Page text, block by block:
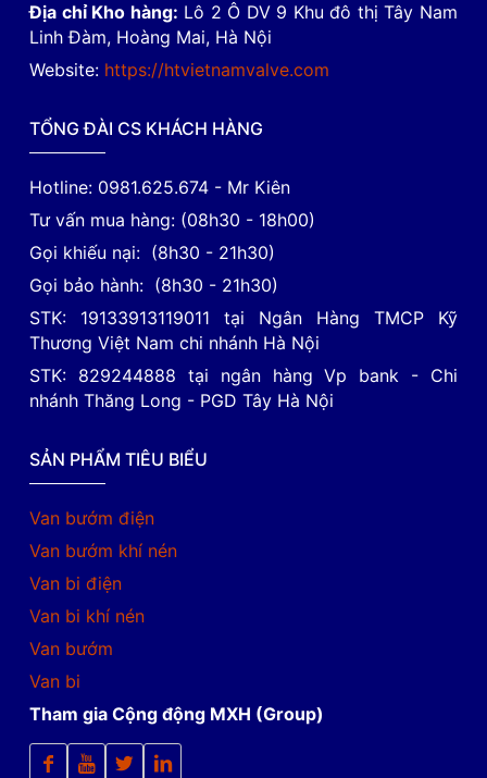
Địa chỉ Kho hàng: Lô 2 Ô DV 9 Khu đô thị Tây Nam
Linh Đàm, Hoàng Mai, Hà Nội
Website: https://htvietnamvalve.com
TỔNG ĐÀI CS KHÁCH HÀNG
Hotline: 0981.625.674 - Mr Kiên
Tư vấn mua hàng: (08h30 - 18h00)
Gọi khiếu nại: (8h30 - 21h30)
Gọi bảo hành: (8h30 - 21h30)
STK: 19133913119011 tại Ngân Hàng TMCP Kỹ
Thương Việt Nam chi nhánh Hà Nội
STK: 829244888 tại ngân hàng Vp bank - Chi
nhánh Thăng Long - PGD Tây Hà Nội
SẢN PHẨM TIÊU BIỂU
Van bướm điện
Van bướm khí nén
Van bi điện
Van bi khí nén
Van bướm
Van bi
Tham gia Cộng động MXH (Group)